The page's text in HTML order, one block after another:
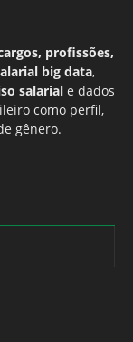
profissões,
big data,
salarial e dados
como perfil,
gênero.